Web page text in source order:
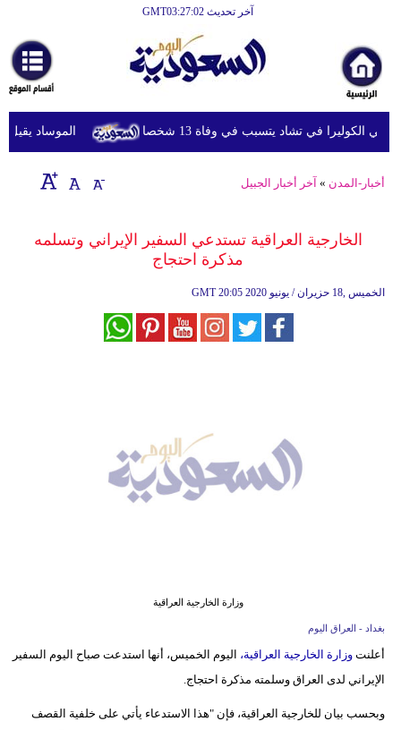
آخر تحديث GMT03:27:02
أخبارعاجلة
رياضة
ثقافة
إقتصاد
وموسيقى
علوم
بيئة
الموساد يقيل الكوليرا في تشاد يتسبب في وفاة 13 شخصا
أخبار-المدن » آخر أخبار الجبيل
الخارجية العراقية تستدعي السفير الإيراني وتسلمه
مذكرة احتجاج
GMT 20:05 2020 الخميس ,18 حزيران / يونيو
وزارة الخارجية العراقية
بغداد - العراق اليوم
أعلنتوزارة الخارجية العراقية، اليوم الخميس، أنها استدعت صباح اليوم السفير
الإيراني لدى العراق وسلمته مذكرة احتجاج.
وبحسب بيان للخارجية العراقية، فإن "هذا الاستدعاء يأتي على خلفية القصف